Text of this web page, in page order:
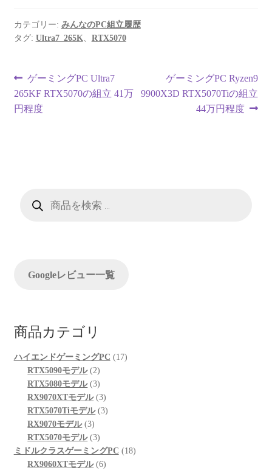
カテゴリー: みんなのPC組立履歴
タグ: Ultra7_265K RTX5070
投
稿
ー
ン
前
の
投
ゲーミングPC Ultra7
265KF RTX5070の組立 41万
円程度
次
の
ゲーミングPC Ryzen9
9900X3D RTX5070Tiの組立
44万円程度
Googleレビュー一覧
商品カテゴリ
ハイエンドゲーミングPC 1717
RTX5090モデル 22
個
の
商
RTX5080モデル 33
個
の
品
RX9070XTモデル 33
個
品
RTX5070Tiモデル 33
商
品
RX9070モデル 33
個
の
商
RTX5070モデル 33
個
の
ミドルクラスゲーミングPC 1818
RX9060XTモデル 66